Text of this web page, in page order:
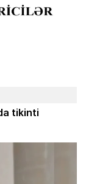
tikinti